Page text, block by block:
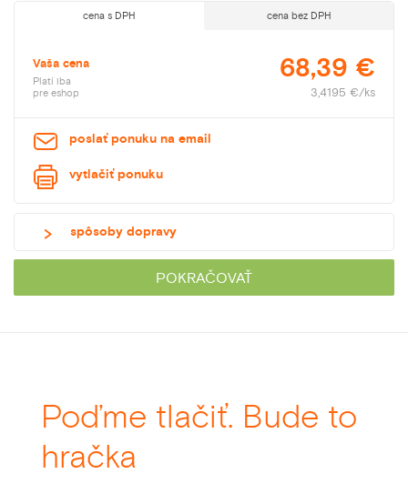
cena s DPH cena bez DPH
Vaša cena 68,39 €
Platí iba
pre eshop
3,4195 €/ks
poslať ponuku na email
vytlačiť ponuku
spôsoby dopravy
POKRAČOVAŤ
Poďme tlačiť. Bude to
hračka